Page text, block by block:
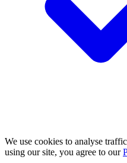
We use cookies to analyse
using our site, you agree to our